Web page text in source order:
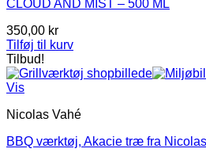
CLOUD AND MIST – 500 ML
350,00 kr
Tilføj til kurv
Tilbud!
Vis
Nicolas Vahé
BBQ værktøj, Akacie træ fra